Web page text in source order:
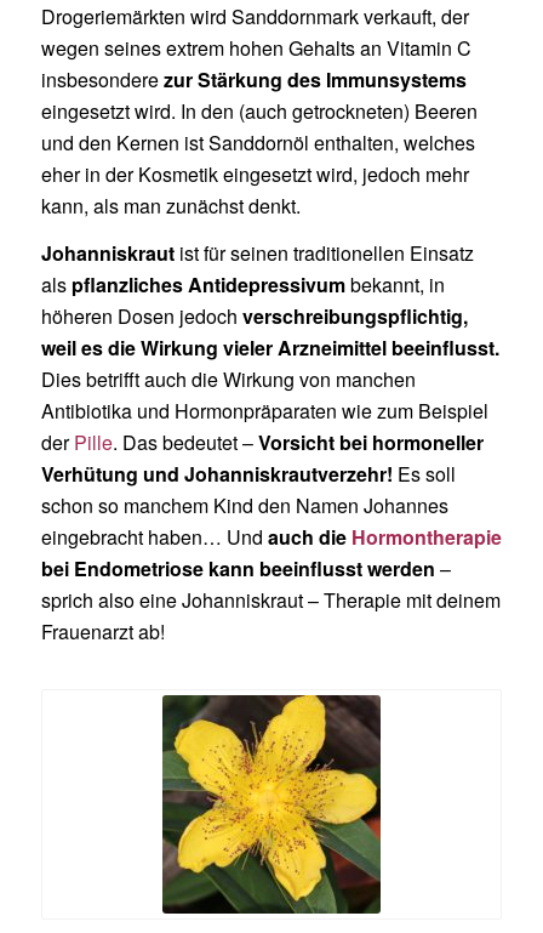
Drogeriemärkten wird Sanddornmark verkauft, der
wegen seines extrem hohen Gehalts an Vitamin C
insbesonderezur Stärkung des Immunsystems
eingesetzt wird. In den (auch getrockneten) Beeren
und den Kernen ist Sanddornöl enthalten, welches
eher in der Kosmetik eingesetzt wird, jedoch mehr
kann, als man zunächst denkt.
Johanniskrautist für seinen traditionellen Einsatz
als pflanzliches Antidepressivumbekannt, in
höheren Dosen jedoch verschreibungspflichtig,
weil es die Wirkung vieler Arzneimittel beeinflusst.
Dies betrifft auch die Wirkung von manchen
Antibiotika und Hormonpräparaten wie zum Beispiel
derPille. Das bedeutet –Vorsicht bei hormoneller
Verhütung und Johanniskrautverzehr! Es soll
schon so manchem Kind den Namen Johannes
eingebracht haben… Und auch die Hormontherapie
bei Endometriose kann beeinflusst werden –
sprich also eine Johanniskraut – Therapie mit deinem
Frauenarzt ab!